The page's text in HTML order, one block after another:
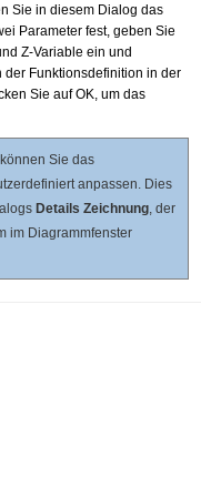
Sie in diesem Dialog das
Parameter fest, geben Sie
Z-Variable ein und
Funktionsdefinition in der
Sie auf OK, um das
Sie das
anpassen. Dies
Details Zeichnung, der
im Diagrammfenster